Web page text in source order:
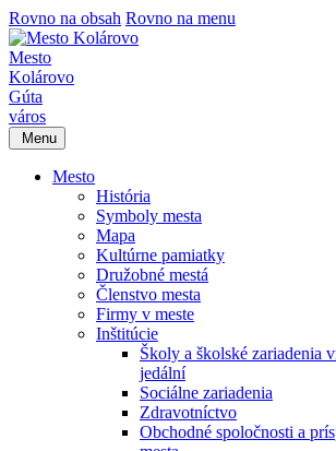
Rovno na obsah Rovno na menu
Mesto
Kolárovo
Gúta
város
Menu
Mesto
História
Symboly mesta
Mapa
Kultúrne pamiatky
Družobné mestá
Členstvo mesta
Firmy v meste
Inštitúcie
Školy a školské zariadenia
jedální
Sociálne zariadenia
Zdravotníctvo
Obchodné spoločnosti a